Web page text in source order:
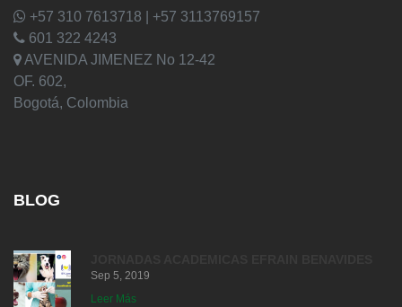
+57 310 7613718 | +57 3113769157
601 322 4243
AVENIDA JIMENEZ No 12-42
OF. 602,
Bogotá, Colombia
BLOG
Sep 5, 2019
Leer Más